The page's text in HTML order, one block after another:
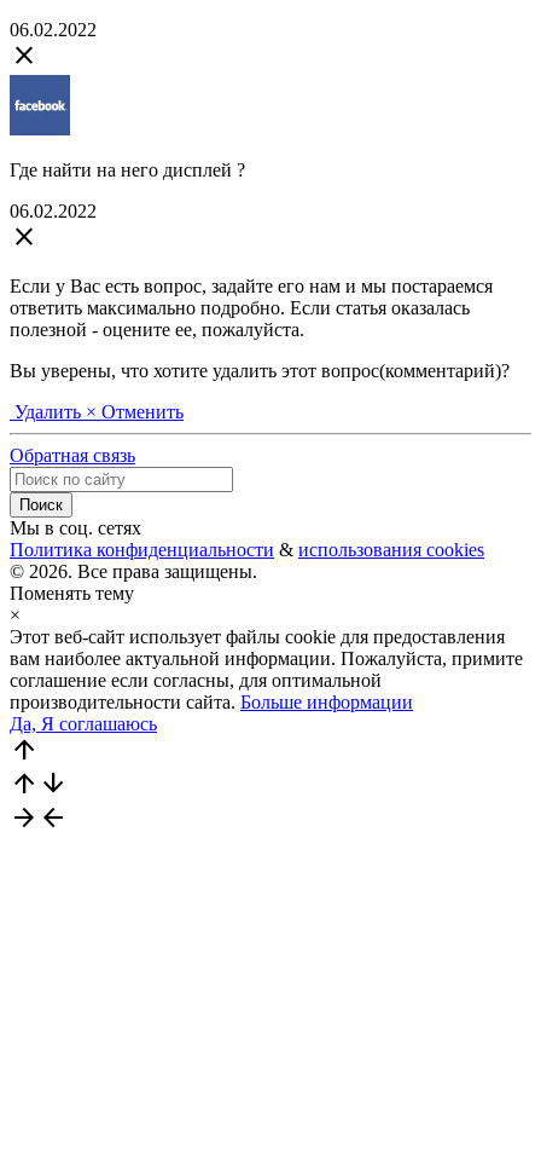
06.02.2022
close
Где найти на него дисплей ?
06.02.2022
close
Если у Вас есть вопрос, задайте его нам и мы постараемся
ответить максимально подробно. Если статья оказалась
полезной - оцените ее, пожалуйста.
Вы уверены, что хотите удалить этот вопрос(комментарий)?
Удалить × Отменить
Обратная связь
Мы в соц. сетях
Политика конфиденциальности & использования cookies
© 2026. Все права защищены.
Поменять тему
×
Этот веб-сайт использует файлы cookie для предоставления
вам наиболее актуальной информации. Пожалуйста, примите
соглашение если согласны, для оптимальной
производительности сайта. Больше информации
Да, Я соглашаюсь
arrow_upward
arrow_upward arrow_downward
arrow_forward arrow_back